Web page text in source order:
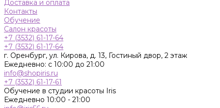
Доставка и оплата
Контакты
Обучение
Салон красоты
+7 (3532) 61-17-64
+7 (3532) 61-17-64
г. Оренбург, ул. Кирова, д. 13, Гостиный двор, 2 этаж
Ежедневно: с 10:00 до 21:00
info@shopiris.ru
+7 (3532) 61-17-61
Обучение в студии красоты Iris
Ежедневно 10:00 - 21:00